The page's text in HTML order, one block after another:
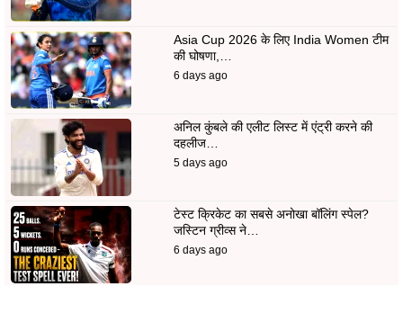
Asia Cup 2026 के लिए India Women टीम
की घोषणा,…
6 days ago
अनिल कुंबले की एलीट लिस्ट में एंट्री करने की
दहलीज…
5 days ago
टेस्ट क्रिकेट का सबसे अनोखा बॉलिंग स्पेल?
जस्टिन ग्रीव्स ने…
6 days ago